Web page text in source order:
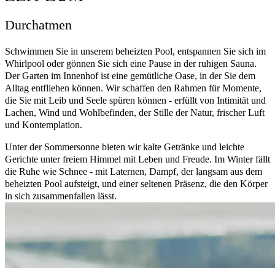
Durchatmen
Schwimmen Sie in unserem beheizten Pool, entspannen Sie sich im
Whirlpool oder gönnen Sie sich eine Pause in der ruhigen Sauna.
Der Garten im Innenhof ist eine gemütliche Oase, in der Sie dem
Alltag entfliehen können. Wir schaffen den Rahmen für Momente,
die Sie mit Leib und Seele spüren können - erfüllt von Intimität und
Lachen, Wind und Wohlbefinden, der Stille der Natur, frischer Luft
und Kontemplation.
Unter der Sommersonne bieten wir kalte Getränke und leichte
Gerichte unter freiem Himmel mit Leben und Freude. Im Winter fällt
die Ruhe wie Schnee - mit Laternen, Dampf, der langsam aus dem
beheizten Pool aufsteigt, und einer seltenen Präsenz, die den Körper
in sich zusammenfallen lässt.